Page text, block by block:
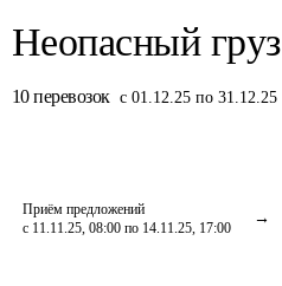
Неопасный груз
10 перевозок с 01.12.25 по 31.12.25
Приём предложений
с 11.11.25, 08:00 по 14.11.25, 17:00